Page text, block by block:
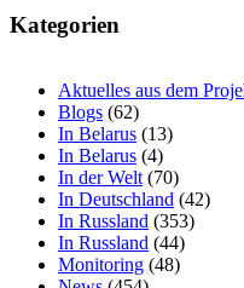
Kategorien
Aktuelles aus dem
Blogs (62)
In Belarus (13)
In Belarus (4)
In der Welt(70)
In Deutschland (42)
In Russland (353)
In Russland (44)
Monitoring (48)